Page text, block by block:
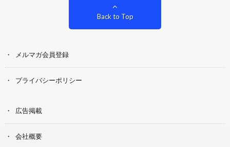
Back to Top
メルマガ会員登録
プライバシーポリシー
広告掲載
会社概要